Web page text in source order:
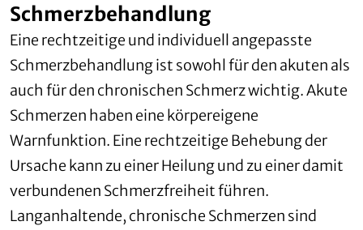
Schmerzbehandlung
Eine rechtzeitige und individuell angepasste
Schmerzbehandlung ist sowohl für den akuten als
auch für den chronischen Schmerz wichtig. Akute
Schmerzen haben eine körpereigene
Warnfunktion. Eine rechtzeitige Behebung der
Ursache kann zu einer Heilung und zu einer damit
verbundenen Schmerzfreiheit führen.
Langanhaltende, chronische Schmerzen sind